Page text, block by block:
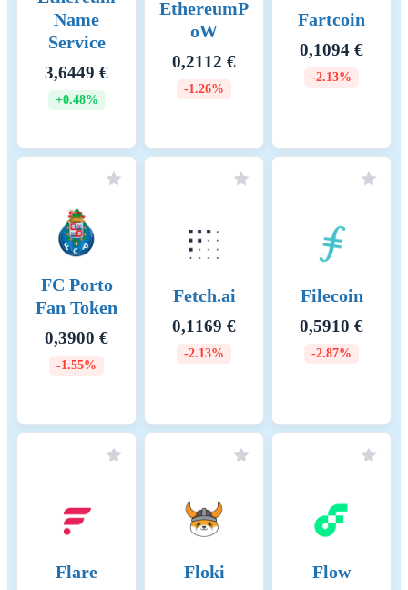
Name
Service
3,6449 €
+0.48%
EthereumP
oW
0,2112 €
-1.26%
Fartcoin
0,1094 €
-2.13%
FC Porto
Fan Token
0,3900 €
-1.55%
Fetch.ai
0,1169 €
-2.13%
Filecoin
0,5910 €
-2.87%
Flare Floki Flow